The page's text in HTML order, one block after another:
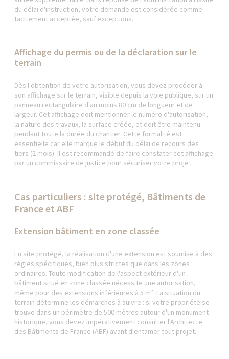
du délai d'instruction, votre demande est considérée comme
tacitement acceptée, sauf exceptions.
Affichage du permis ou de la déclaration sur le
terrain
Dès l'obtention de votre autorisation, vous devez procéder à
son affichage sur le terrain, visible depuis la voie publique, sur un
panneau rectangulaire d'au moins 80 cm de longueur et de
largeur. Cet affichage doit mentionner le numéro d'autorisation,
la nature des travaux, la surface créée, et doit être maintenu
pendant toute la durée du chantier. Cette formalité est
essentielle car elle marque le début du délai de recours des
tiers (2 mois). Il est recommandé de faire constater cet affichage
par un commissaire de justice pour sécuriser votre projet.
Cas particuliers : site protégé, Bâtiments de
France et ABF
Extension bâtiment en zone classée
En site protégé, la réalisation d'une extension est soumise à des
règles spécifiques, bien plus strictes que dans les zones
ordinaires. Toute modification de l'aspect extérieur d'un
bâtiment situé en zone classée nécessite une autorisation,
même pour des extensions inférieures à 5 m². La situation du
terrain détermine les démarches à suivre : si votre propriété se
trouve dans un périmètre de 500 mètres autour d'un monument
historique, vous devez impérativement consulter l'Architecte
des Bâtiments de France (ABF) avant d'entamer tout projet.